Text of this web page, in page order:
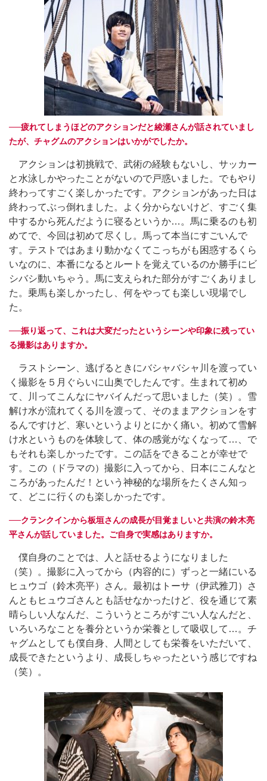
──疲れてしまうほどのアクションだと綾瀬さんが話されていまし
たが、チャグムのアクションはいかがでしたか。
アクションは初挑戦で、武術の経験もないし、サッカー
と水泳しかやったことがないので戸惑いました。でもやり
終わってすごく楽しかったです。アクションがあった日は
終わってぶっ倒れました。よく分からないけど、すごく集
中するから死んだように寝るというか…。馬に乗るのも初
めてで、今回は初めて尽くし。馬って本当にすごいんで
す。テストではあまり動かなくてこっちがも困惑するくら
いなのに、本番になるとルートを覚えているのか勝手にビ
シバシ動いちゃう。馬に支えられた部分がすごくありまし
た。乗馬も楽しかったし、何をやっても楽しい現場でし
た。
──振り返って、これは大変だったというシーンや印象に残ってい
る撮影はありますか。
ラストシーン、逃げるときにバシャバシャ川を渡ってい
く撮影を５月ぐらいに山奥でしたんです。生まれて初め
て、川ってこんなにヤバイんだって思いました（笑）。雪
解け水が流れてくる川を渡って、そのままアクションをす
るんですけど、寒いというよりとにかく痛い。初めて雪解
け水というものを体験して、体の感覚がなくなって…、で
もそれも楽しかったです。この話をできることが幸せで
す。この（ドラマの）撮影に入ってから、日本にこんなと
ころがあったんだ！という神秘的な場所をたくさん知っ
て、どこに行くのも楽しかったです。
──クランクインから板垣さんの成長が目覚ましいと共演の鈴木亮
平さんが話していました。ご自身で実感はありますか。
僕自身のことでは、人と話せるようになりました
（笑）。撮影に入ってから（内容的に）ずっと一緒にいる
ヒュウゴ（鈴木亮平）さん。最初はトーサ（伊武雅刀）さ
んともヒュウゴさんとも話せなかったけど、役を通じて素
晴らしい人なんだ、こういうところがすごい人なんだと、
いろいろなことを養分というか栄養として吸収して…。チ
ャグムとしても僕自身、人間としても栄養をいただいて、
成長できたというより、成長しちゃったという感じですね
（笑）。